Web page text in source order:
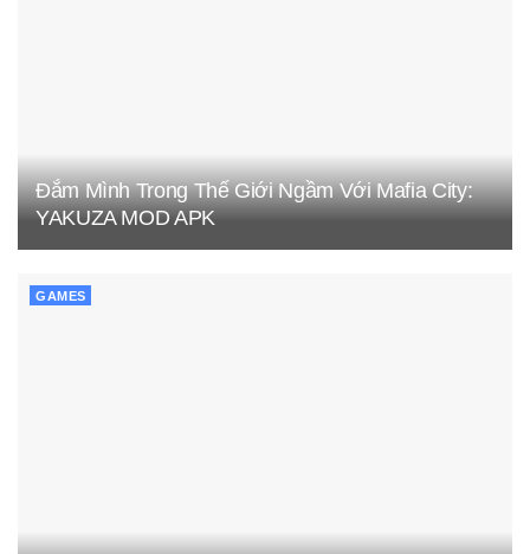
Đắm Mình Trong Thế Giới Ngầm Với Mafia City:
YAKUZA MOD APK
GAMES